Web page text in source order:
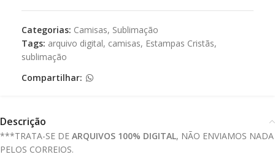
Categorias: Camisas, Sublimação
Tags: arquivo digital, camisas, Estampas Cristãs,
sublimação
Compartilhar:
Descrição
***TRATA-SE DE ARQUIVOS 100% DIGITAL, NÃO ENVIAMOS NADA
PELOS CORREIOS.